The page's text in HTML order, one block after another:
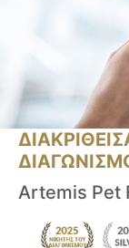
Artemis Pet